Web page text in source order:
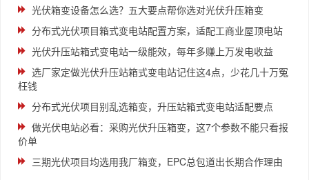
光伏箱变设备怎么选？五大要点帮你选对光伏升压箱变
分布式光伏项目箱式变电站配置方案，适配工商业屋顶电站
光伏升压站箱式变电站一级能效，每年多赚上万发电收益
选厂家定做光伏升压站箱式变电站记住这4点，少花几十万冤
枉钱
分布式光伏项目别乱选箱变，升压站箱式变电站适配要点
做光伏电站必看：采购光伏升压箱变，这7个参数不能只看报
价单
三期光伏项目均选用我厂箱变，EPC总包道出长期合作理由